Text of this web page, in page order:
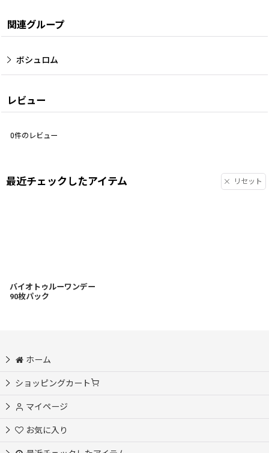
関連グループ
ボシュロム
レビュー
0件のレビュー
最近チェックしたアイテム リセット
バイオトゥルーワンデー
90枚パック
ホーム
ショッピングカート
マイページ
お気に入り